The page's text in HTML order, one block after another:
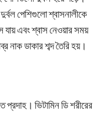
পেশিগুলো শ্বাসনালীকে
যায় এবং শ্বাস নেওয়ার সময়
নাক ডাকার শব্দ তৈরি হয়।
ভিটামিন ডি শরীরের